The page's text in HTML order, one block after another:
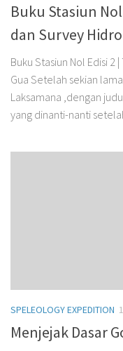
Buku Stasiun
dan Survey
Buku Stasiun Nol Edisi
Gua Setelah sekian
Laksamana ,dengan
yang dinanti-nanti
SPELEOLOGY EXPEDITION
Menjejak Dasar